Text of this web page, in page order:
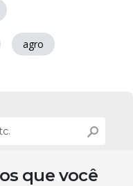
agro
que você